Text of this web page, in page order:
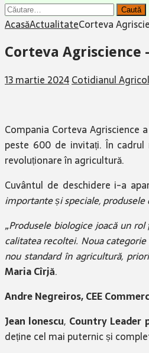
Caută
după:
AcasăActualitateCorteva
Corteva Agriscience
13 martie 2024Cotidianul Agricol
Compania Corteva Agriscience
peste 600 de invitați. În
revoluționare în agricultură.
Cuvântul de deschidere i-a
importante și speciale, produsele
„Produsele biologice joacă un
calitatea recoltei. Noua
nou standard în agricultură,
Maria Cîrjă.
Andre Negreiros, CEE
Jean lonescu, Country Leader
deține cel mai puternic și